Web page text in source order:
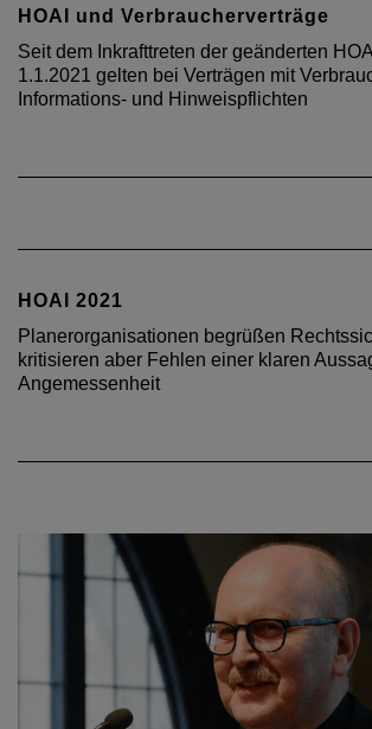
HOAI und Verbraucherverträge
Seit dem Inkrafttreten der geänderten
1.1.2021 gelten bei Verträgen mit
Informations- und Hinweispflichten
HOAI 2021
Planerorganisationen begrüßen
kritisieren aber Fehlen einer klaren
Angemessenheit